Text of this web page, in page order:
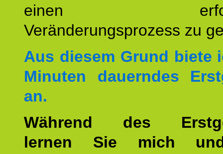
einen
Veränderungsprozess zu
Aus diesem Grund biete
Minuten dauerndes
an.
Während des
lernen Sie mich